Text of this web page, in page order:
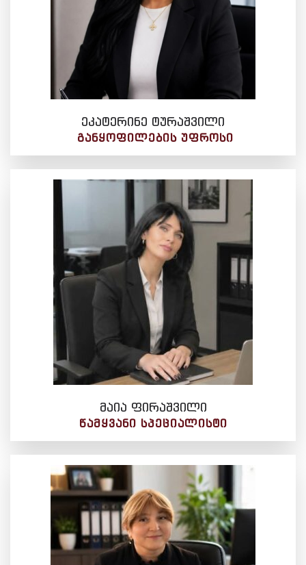
ეკატერინე ტურაშვილი
ᲒᲐᲜᲧᲝᲤᲘᲚᲔᲑᲘᲡ ᲣᲤᲠᲝᲡᲘ
მაია ფირაშვილი
ᲬᲐᲛᲧᲕᲐᲜᲘ ᲡᲞᲔᲪᲘᲐᲚᲘᲡᲢᲘ